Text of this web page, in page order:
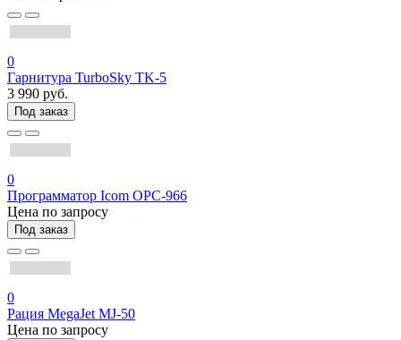
0
Гарнитура TurboSky TK-5
3 990 руб.
Под заказ
0
Программатор Icom OPC-966
Цена по запросу
Под заказ
0
Рация MegaJet MJ-50
Цена по запросу